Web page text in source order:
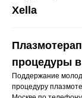
Xella
процедуры
Поддержание
процедуру